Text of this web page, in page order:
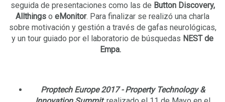
seguida de presentaciones como las de Button Discovery,
Allthings o eMonitor. Para finalizar se realizó una charla
sobre motivación y gestión a través de gafas neurológicas,
y un tour guiado por el laboratorio de búsquedas NEST de
Empa.
Proptech Europe 2017 - Property Technology &